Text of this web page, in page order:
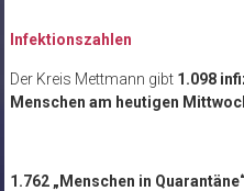
Infektionszahlen
Der Kreis Mettmann gibt1.098
Menschen am heutigen
1.762 „Menschen in